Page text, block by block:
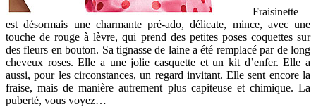
Fraisinette
est désormais une charmante pré-ado, délicate, mince, avec une
touche de rouge à lèvre, qui prend des petites poses coquettes sur
des fleurs en bouton. Sa tignasse de laine a été remplacé par de long
cheveux roses. Elle a une jolie casquette et un kit d’enfer. Elle a
aussi, pour les circonstances, un regard invitant. Elle sent encore la
fraise, mais de manière autrement plus capiteuse et chimique. La
puberté, vous voyez…